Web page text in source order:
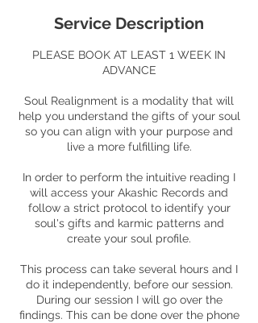
Service Description
PLEASE BOOK AT LEAST 1 WEEK IN
ADVANCE
Soul Realignment is a modality that will
help you understand the gifts of your soul
so you can align with your purpose and
live a more fulfilling life.
In order to perform the intuitive reading I
will access your Akashic Records and
follow a strict protocol to identify your
soul's gifts and karmic patterns and
create your soul profile.
This process can take several hours and I
do it independently, before our session.
During our session I will go over the
findings. This can be done over the phone